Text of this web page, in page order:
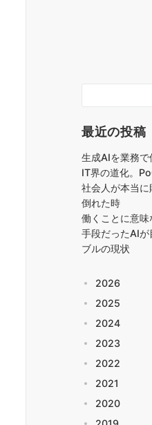
最近の投稿
生成AIを業務で
IT界の道化。
社会人が本当
倒れた時
働くことに意
手段だったAI
ブルの現状
2026
2025
2024
2023
2022
2021
2020